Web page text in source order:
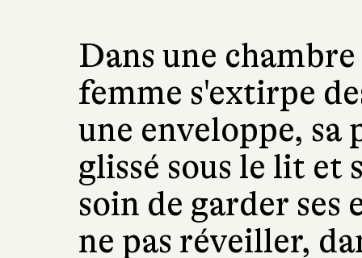
Dans une
femme s'extirpe
une enveloppe,
glissé sous le lit et
soin de garder ses
ne pas réveiller,